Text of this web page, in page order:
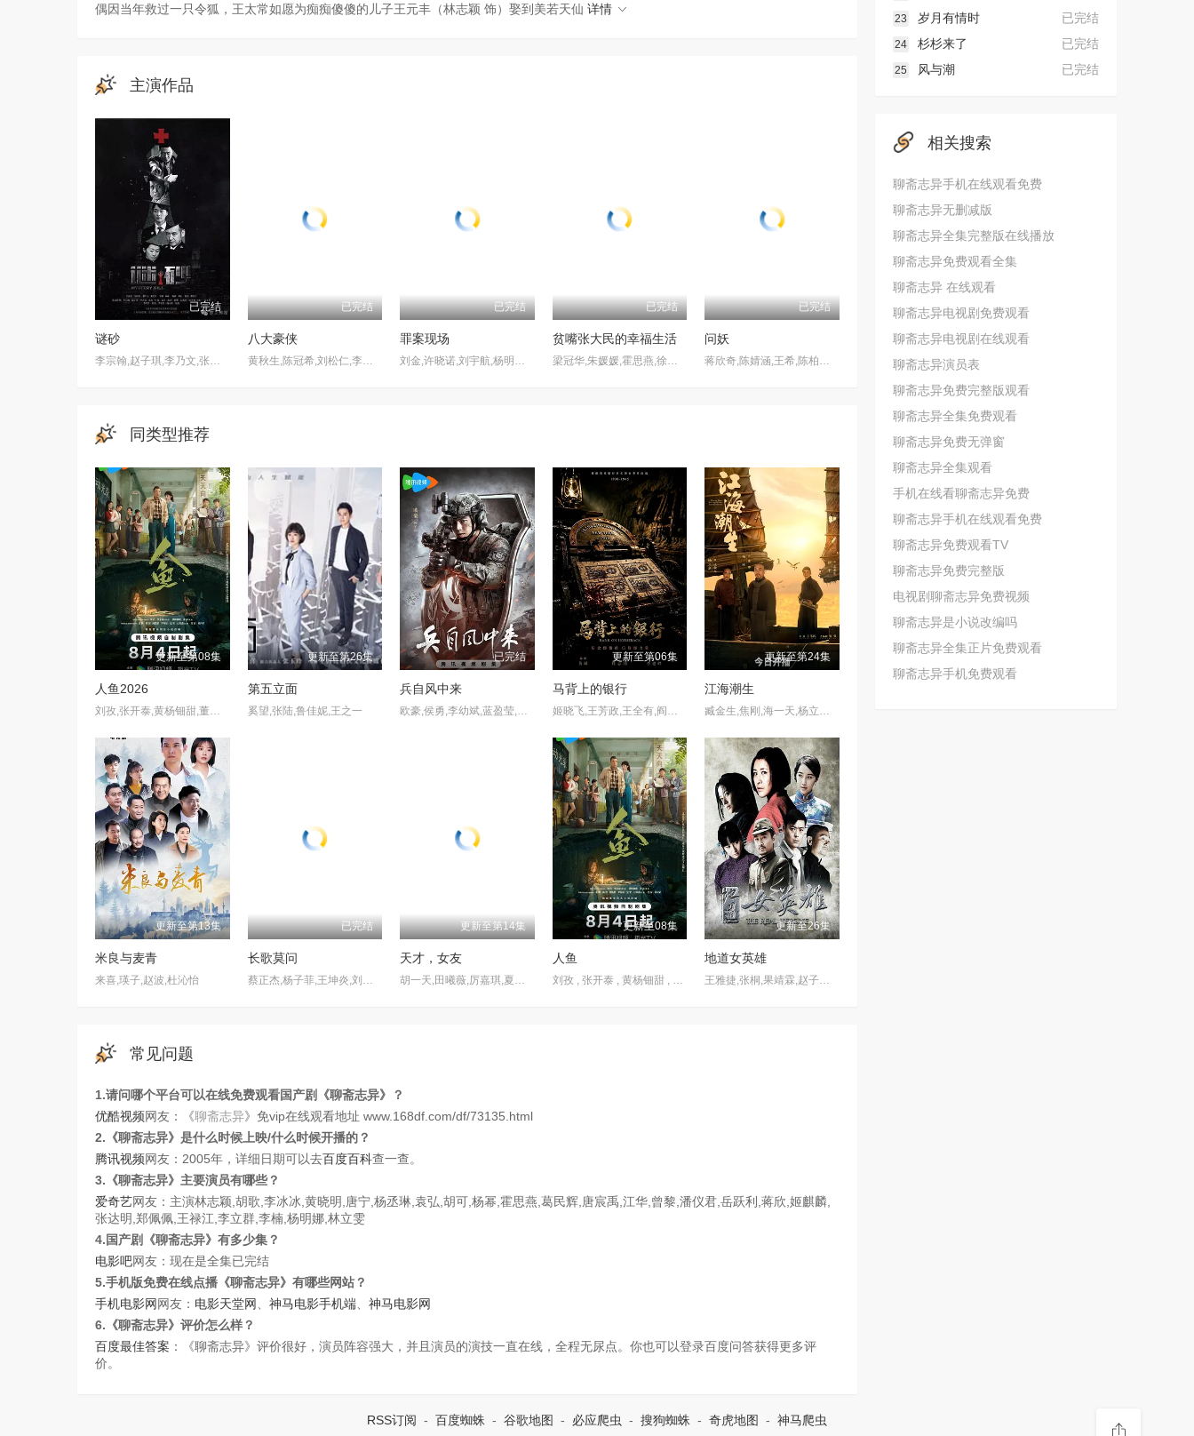
偶因当年救过一只令狐，王太常如愿为痴痴傻傻的儿子王元丰（林志颖 饰）娶到美若天仙 详情
主演作品
已完结
谜砂
李宗翰,赵子琪,李乃文,张垒,叶璇,曾黎,陈瑾,李净洋,文章
已完结
八大豪侠
黄秋生,陈冠希,刘松仁,李冰冰,林子聪,董璇,李小璐,范冰冰,郑皓原,韩晓,陆毅
已完结
罪案现场
刘金,许晓诺,刘宇航,杨明娜,Dean Liu,刘鸿飞,王建新,陈梦瑶,赵美钧,洛嘉,田媛,戚彩,童心,张程诗晴,费贝贝,李长怿,方之郅,赵铁钢,曾建国
已完结
贫嘴张大民的幸福生活
梁冠华,朱媛媛,霍思燕,徐秀林,岳秀清,潘粤明,鲍大志,王同辉,刘桦,张涵予
已完结
问妖
蒋欣奇,陈婧涵,王希,陈柏言,吴纯一,高鸿垲,余熠炀,宋鸿宇,孙一鸣,谢艺真
同类型推荐
更新至第08集
人鱼2026
更新至第26集
第五立面
奚望,张陆,鲁佳妮,王之一
已完结
兵自风中来
更新至第06集
马背上的银行
更新至第24集
江海潮生
更新至第13集
米良与麦青
来喜,瑛子,赵波,杜沁怡
已完结
长歌莫问
更新至第14集
天才，女友
更新至08集
人鱼
更新至26集
地道女英雄
常见问题
1.请问哪个平台可以在线免费观看国产剧《聊斋志异》？
优酷视频网友：《聊斋志异》免vip在线观看地址 www.168df.com/df/73135.html
2.《聊斋志异》是什么时候上映/什么时候开播的？
腾讯视频网友：2005年，详细日期可以去百度百科查一查。
3.《聊斋志异》主要演员有哪些？
爱奇艺网友：主演林志颖,胡歌,李冰冰,黄晓明,唐宁,杨丞琳,袁弘,胡可,杨幂,霍思燕,葛民辉,唐宸禹,江华,曾黎,潘仪君,岳跃利,蒋欣,姬麒麟,
张达明,郑佩佩,王禄江,李立群,李楠,杨明娜,林立雯
4.国产剧《聊斋志异》有多少集？
电影吧网友：现在是全集已完结
5.手机版免费在线点播《聊斋志异》有哪些网站？
手机电影网 网友： 电影天堂网 神马电影手机端
神马电影网
6.《聊斋志异》评价怎么样？
百度最佳答案 ：《聊斋志异》评价很好，演员阵容强大，并且演员的演技一直在线，全程无尿点。你也可以登录百度问答获得更多评
价。
已完结
23
岁月有情时
已完结
24
杉杉来了
已完结
25 风与潮
相关搜索
聊斋志异手机在线观看免费
聊斋志异无删减版
聊斋志异全集完整版在线播放
聊斋志异免费观看全集
聊斋志异 在线观看
聊斋志异电视剧免费观看
聊斋志异电视剧在线观看
聊斋志异演员表
聊斋志异免费完整版观看
聊斋志异全集免费观看
聊斋志异免费无弹窗
聊斋志异全集观看
手机在线看聊斋志异免费
聊斋志异手机在线观看免费
聊斋志异免费观看TV
聊斋志异免费完整版
电视剧聊斋志异免费视频
聊斋志异是小说改编吗
聊斋志异全集正片免费观看
聊斋志异手机免费观看
RSS订阅 - 百度蜘蛛 - 谷歌地图 - 必应爬虫 - 搜狗蜘蛛 - 奇虎地图 - 神马爬虫